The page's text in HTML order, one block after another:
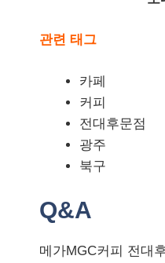
관련 태그
카페
커피
전대후문점
광주
북구
Q&A
메가MGC커피 전대